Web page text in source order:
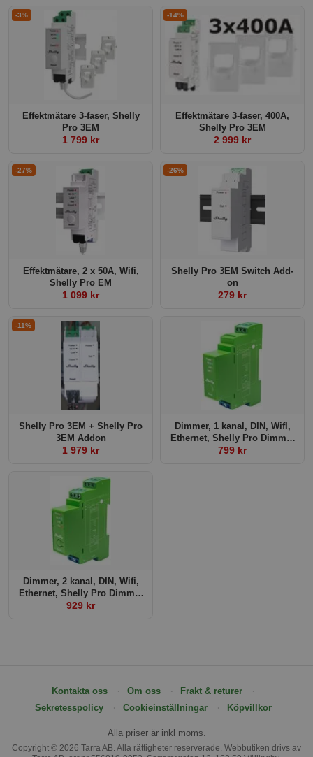
-3%
Effektmätare 3-faser, Shelly
Pro 3EM
1 799 kr
-14%
Effektmätare 3-faser, 400A,
Shelly Pro 3EM
2 999 kr
-27%
Effektmätare, 2 x 50A, Wifi,
Shelly Pro EM
1 099 kr
-26%
Shelly Pro 3EM Switch Add-
on
279 kr
-11%
Shelly Pro 3EM + Shelly Pro
3EM Addon
1 979 kr
Dimmer, 1 kanal, DIN, WifI,
Ethernet, Shelly Pro Dimmer
1PM
799 kr
Dimmer, 2 kanal, DIN, Wifi,
Ethernet, Shelly Pro Dimmer
2PM
929 kr
Kontakta oss Om oss
Frakt & returer
Sekretesspolicy
Cookieinställningar Köpvillkor
Alla priser är inkl moms.
Copyright © 2026 Tarra AB. Alla rättigheter reserverade. Webbutiken drivs av